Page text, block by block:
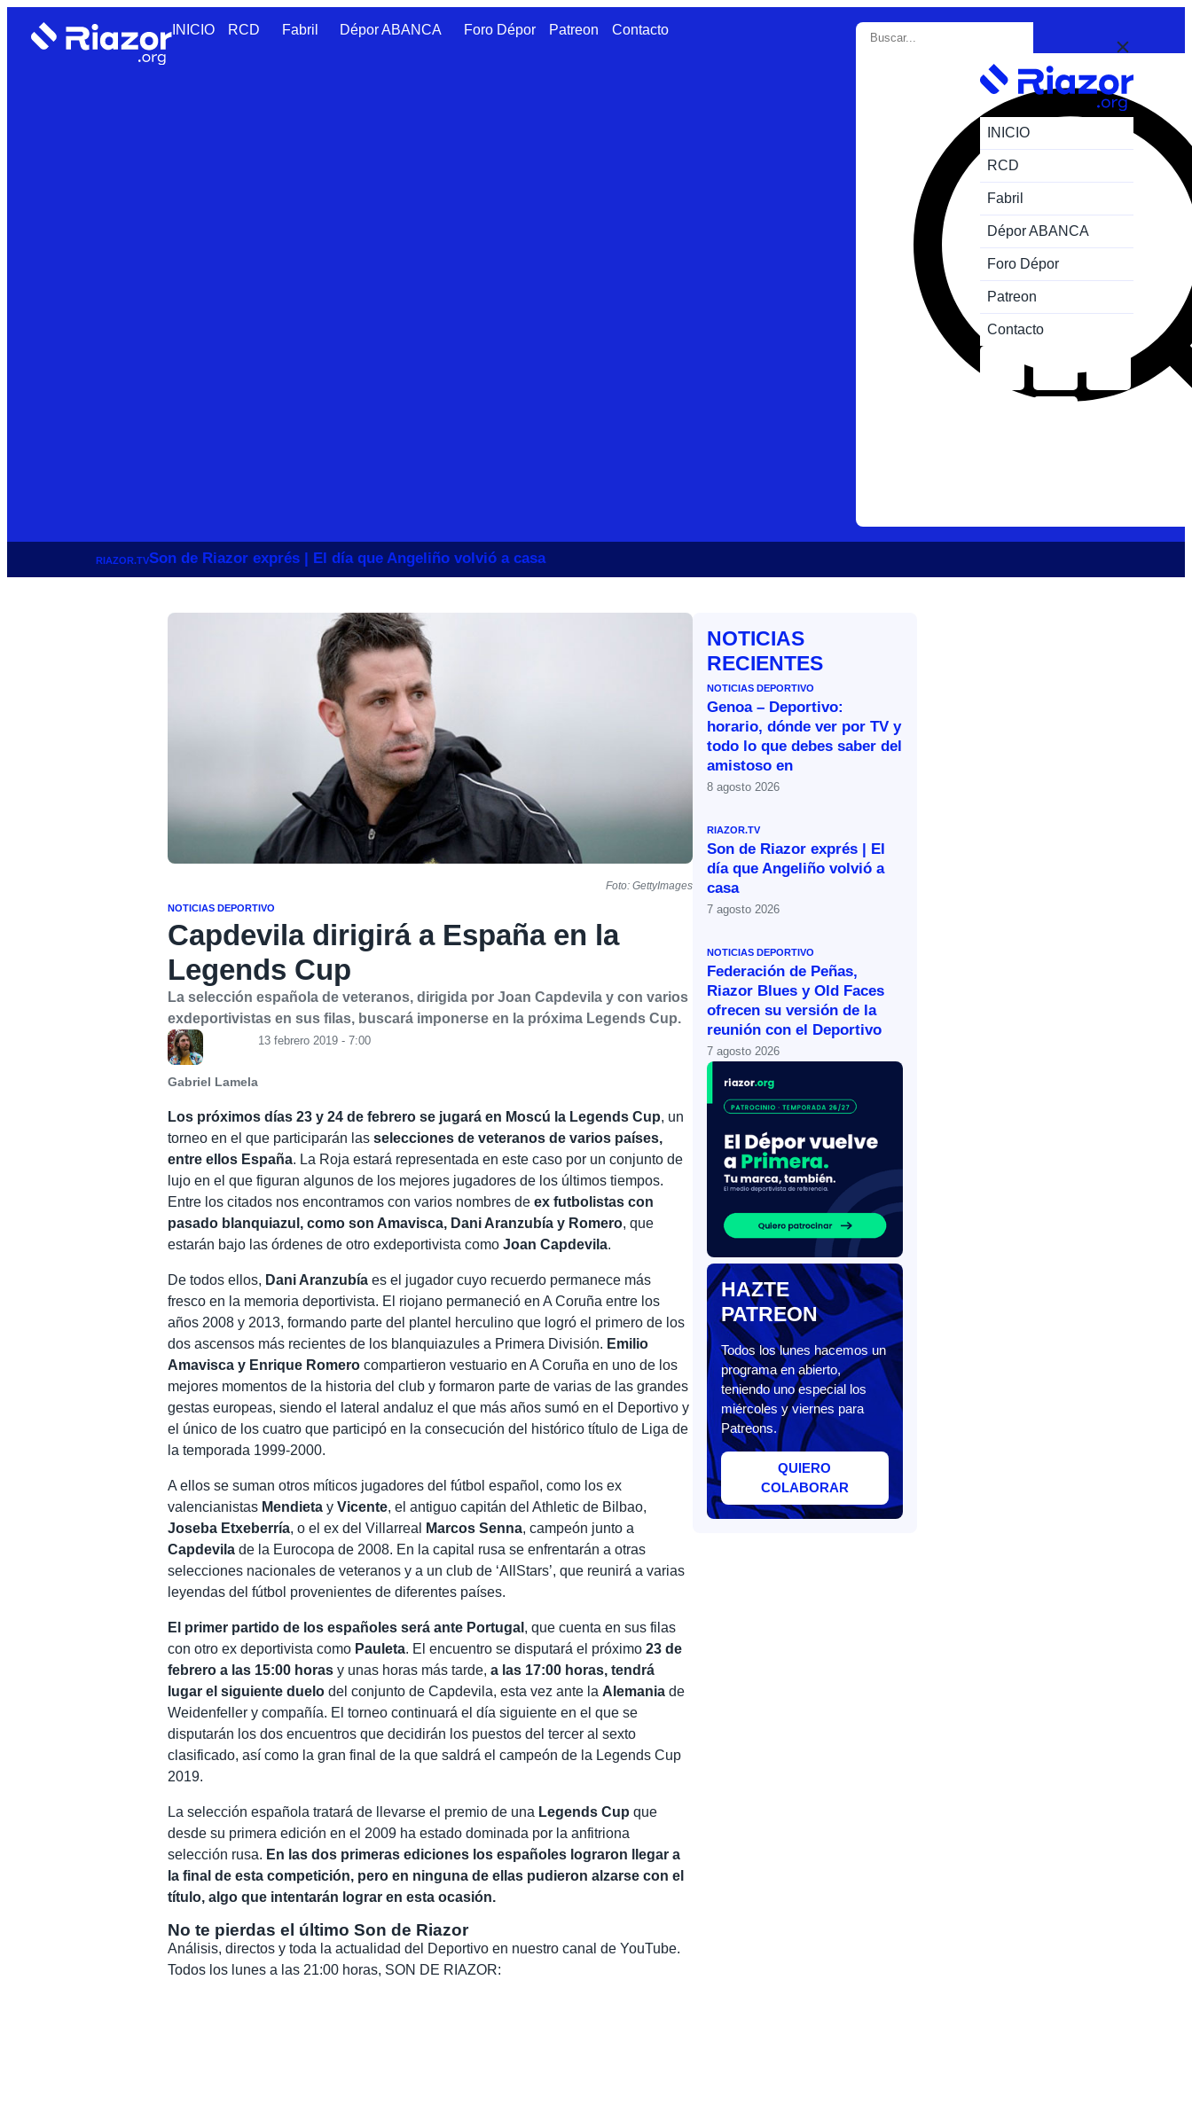
INICIO RCD Fabril Dépor ABANCA Foro Dépor Patreon Contacto
INICIO
RCD
Fabril
Dépor ABANCA
Foro Dépor
Patreon
Contacto
RIAZOR.TVSon de Riazor exprés | El día que Angeliño volvió a casa
Foto: GettyImages
NOTICIAS DEPORTIVO
Capdevila dirigirá a España en la
Legends Cup
La selección española de veteranos, dirigida por Joan Capdevila y con varios
exdeportivistas en sus filas, buscará imponerse en la próxima Legends Cup.
Gabriel Lamela
13 febrero 2019 - 7:00
Los próximos días 23 y 24 de febrero se jugará en Moscú la Legends Cup, un
torneo en el que participarán lasselecciones de veteranos de varios países,
entre ellos España. La Roja estará representada en este caso por un conjunto de
lujo en el que figuran algunos de los mejores jugadores de los últimos tiempos.
Entre los citados nos encontramos con varios nombres deex futbolistas con
pasado blanquiazul, como son Amavisca, Dani Aranzubía y Romero, que
estarán bajo las órdenes de otro exdeportivista comoJoan Capdevila.
De todos ellos, Dani Aranzubía es el jugador cuyo recuerdo permanece más
fresco en la memoria deportivista. El riojano permaneció en A Coruña entre los
años 2008 y 2013, formando parte del plantel herculino que logró el primero de los
dos ascensos más recientes de los blanquiazules a Primera División. Emilio
Amavisca y Enrique Romero compartieron vestuario en A Coruña en uno de los
mejores momentos de la historia del club y formaron parte de varias de las grandes
gestas europeas, siendo el lateral andaluz el que más años sumó en el Deportivo y
el único de los cuatro que participó en la consecución del histórico título de Liga de
la temporada 1999-2000.
A ellos se suman otros míticos jugadores del fútbol español, como los ex
valencianistas Mendieta yVicente, el antiguo capitán del Athletic de Bilbao,
Joseba Etxeberría, o el ex del Villarreal Marcos Senna, campeón junto a
Capdevila de la Eurocopa de 2008. En la capital rusa se enfrentarán a otras
selecciones nacionales de veteranos y a un club de ‘AllStars’, que reunirá a varias
leyendas del fútbol provenientes de diferentes países.
El primer partido de los españoles será ante Portugal , que cuenta en sus filas
con otro ex deportivista como Pauleta. El encuentro se disputará el próximo23 de
febrero a las 15:00 horas y unas horas más tarde,a las 17:00 horas, tendrá
lugar el siguiente duelo del conjunto de Capdevila, esta vez ante la Alemania de
Weidenfeller y compañía. El torneo continuará el día siguiente en el que se
disputarán los dos encuentros que decidirán los puestos del tercer al sexto
clasificado, así como la gran final de la que saldrá el campeón de la Legends Cup
2019.
La selección española tratará de llevarse el premio de una Legends Cup que
desde su primera edición en el 2009 ha estado dominada por la anfitriona
selección rusa. En las dos primeras ediciones los españoles lograron llegar a
la final de esta competición, pero en ninguna de ellas pudieron alzarse con el
título, algo que intentarán lograr en esta ocasión.
No te pierdas el último Son de Riazor
Análisis, directos y toda la actualidad del Deportivo en nuestro canal de YouTube.
Todos los lunes a las 21:00 horas, SON DE RIAZOR:
NOTICIAS
RECIENTES
NOTICIAS DEPORTIVO
Genoa – Deportivo:
horario, dónde ver por TV y
todo lo que debes saber del
amistoso en
8 agosto 2026
RIAZOR.TV
Son de Riazor exprés | El
día que Angeliño volvió a
casa
7 agosto 2026
NOTICIAS DEPORTIVO
Federación de Peñas,
Riazor Blues y Old Faces
ofrecen su versión de la
reunión con el Deportivo
7 agosto 2026
HAZTE
PATREON
Todos los lunes hacemos un
programa en abierto,
teniendo uno especial los
miércoles y viernes para
Patreons.
QUIERO
COLABORAR